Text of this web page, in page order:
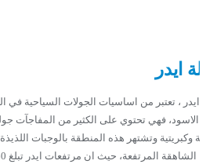
ايدر
ايدر ، تعتبر من اساسيات الجولات السياحية
الاسود، فهي تحتوي على الكثير من المفاجآت
وكبريتية وتشتهر هذه المنطقة بالوجبات